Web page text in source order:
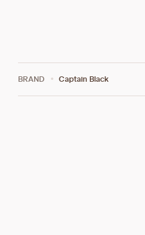
BRAND Captain Black